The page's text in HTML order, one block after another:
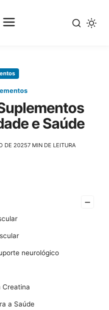
e Saúde
DE 20257 MIN DE LEITURA
–
neurológico
Creatina
a Saúde